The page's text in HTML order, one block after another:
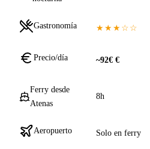
Gastronomía ★★★☆☆
Precio/día ~92€ €
Ferry desde
Atenas
8h
Aeropuerto Solo en ferry